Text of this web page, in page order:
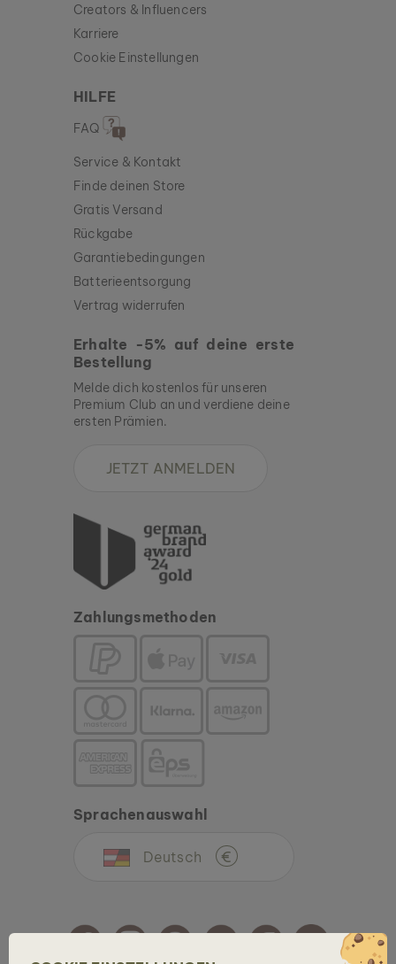
Creators & Influencers
Karriere
Cookie Einstellungen
HILFE
FAQ
Service & Kontakt
Finde deinen Store
Gratis Versand
Rückgabe
Garantiebedingungen
Batterieentsorgung
Vertrag widerrufen
Erhalte -5% auf deine erste
Bestellung
Melde dich kostenlos für unseren
Premium Club an und verdiene deine
ersten Prämien.
JETZT ANMELDEN
Zahlungsmethoden
Sprachenauswahl
Deutsch €